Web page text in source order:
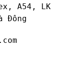
A54, LK
Đông